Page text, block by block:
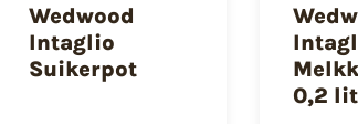
Wedwood
Intaglio
Suikerpot
0,2